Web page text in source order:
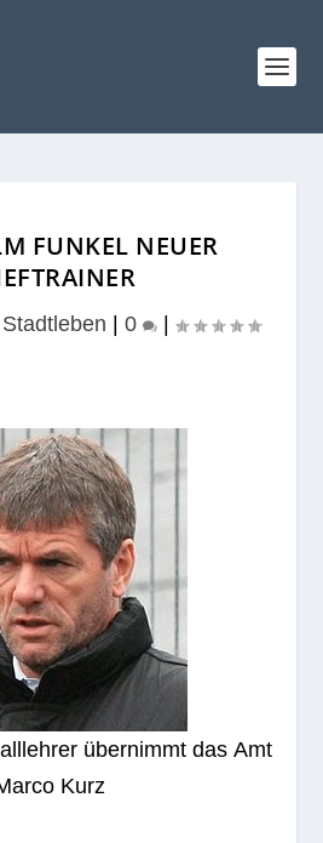
FUNKEL NEUER
Stadtleben 0 |
über­nimmt das Amt
Kurz